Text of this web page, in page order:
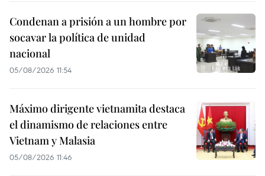
Condenan a prisión a un hombre por
socavar la política de unidad
nacional
05/08/2026 11:54
Máximo dirigente vietnamita destaca
el dinamismo de relaciones entre
Vietnam y Malasia
05/08/2026 11:46